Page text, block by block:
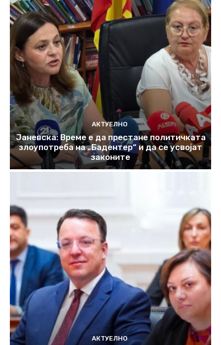
АКТУЕЛНО
Јаневска: Време е да престане политичката
злоупотреба на „Бадентер“ и да се усвојат
законите
АКТУЕЛНО